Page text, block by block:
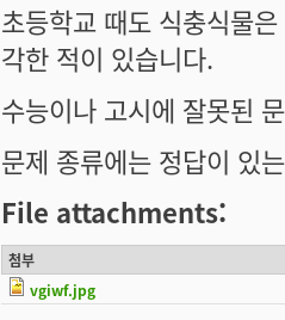
초등학교 때도 식충식물
각한 적이 있습니다.
수능이나 고시에 잘못된
문제 종류에는 정답이 있
File attachments:
첨부
vgiwf.jpg